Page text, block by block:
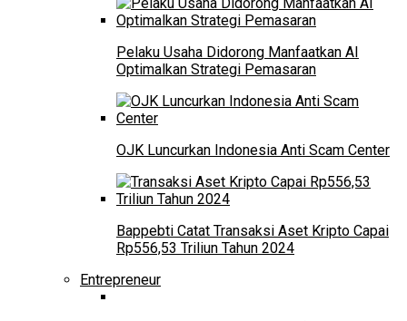
Pelaku Usaha Didorong Manfaatkan AI
Optimalkan Strategi Pemasaran
OJK Luncurkan Indonesia Anti Scam Center
Bappebti Catat Transaksi Aset Kripto Capai
Rp556,53 Triliun Tahun 2024
Entrepreneur